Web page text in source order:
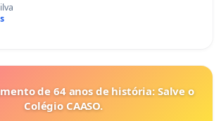
de 64 anos de história: Salve o
Colégio CAASO.